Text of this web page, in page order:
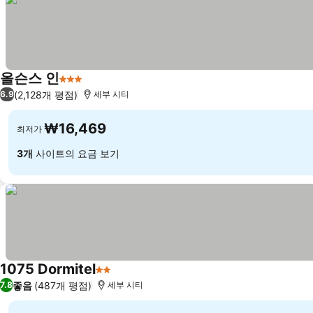
올슨스 인3 성급
6.9(2,128개 평점) 세부 시티
최저가 ₩16,469
3개 사이트의 요금 보기
1075 Dormitel2 성급
7.8좋음 (487개 평점) 세부 시티